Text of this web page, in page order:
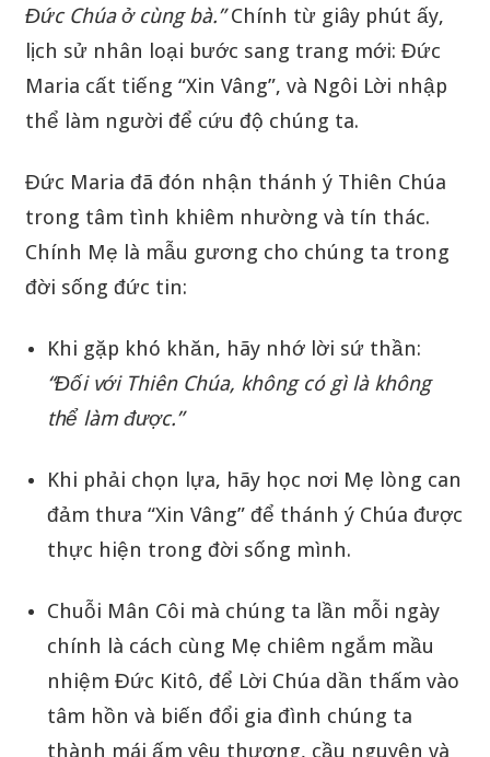
Đức Chúa ở cùng bà.”Chính từ giây phút ấy,
lịch sử nhân loại bước sang trang mới: Đức
Maria cất tiếng “Xin Vâng”, và Ngôi Lời nhập
thể làm người để cứu độ chúng ta.
Đức Maria đã đón nhận thánh ý Thiên Chúa
trong tâm tình khiêm nhường và tín thác.
Chính Mẹ là mẫu gương cho chúng ta trong
đời sống đức tin:
Khi gặp khó khăn, hãy nhớ lời sứ thần:
“Đối với Thiên Chúa, không có gì là không
thể làm được.”
Khi phải chọn lựa, hãy học nơi Mẹ lòng can
đảm thưa “Xin Vâng” để thánh ý Chúa được
thực hiện trong đời sống mình.
Chuỗi Mân Côi mà chúng ta lần mỗi ngày
chính là cách cùng Mẹ chiêm ngắm mầu
nhiệm Đức Kitô, để Lời Chúa dần thấm vào
tâm hồn và biến đổi gia đình chúng ta
thành mái ấm yêu thương, cầu nguyện và